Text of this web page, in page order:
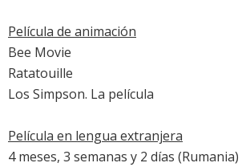
Película de animación
Bee Movie
Ratatouille
Los Simpson. La película
Película en lengua extranjera
4 meses, 3 semanas y 2 días (Rumania)